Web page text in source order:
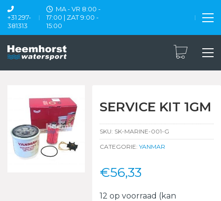
+31 297-
381313
MA - VR 8:00 -
17:00 | ZAT 9:00 -
15:00
SERVICE KIT 1GM
SKU: SK-MARINE-001-G
CATEGORIE: YANMAR
€56,33
12 op voorraad (kan